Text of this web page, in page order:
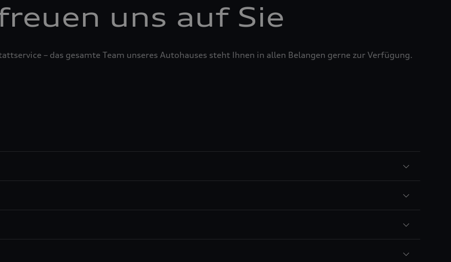
uns auf Sie
– das gesamte Team unseres Autohauses steht Ihnen in allen Belangen gerne zur Verfügung.